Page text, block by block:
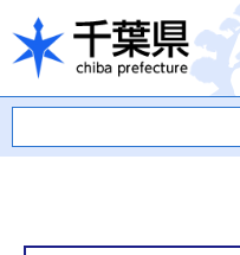
千葉県